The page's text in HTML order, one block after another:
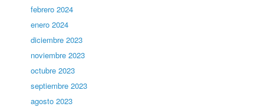
febrero 2024
enero 2024
diciembre 2023
noviembre 2023
octubre 2023
septiembre 2023
agosto 2023